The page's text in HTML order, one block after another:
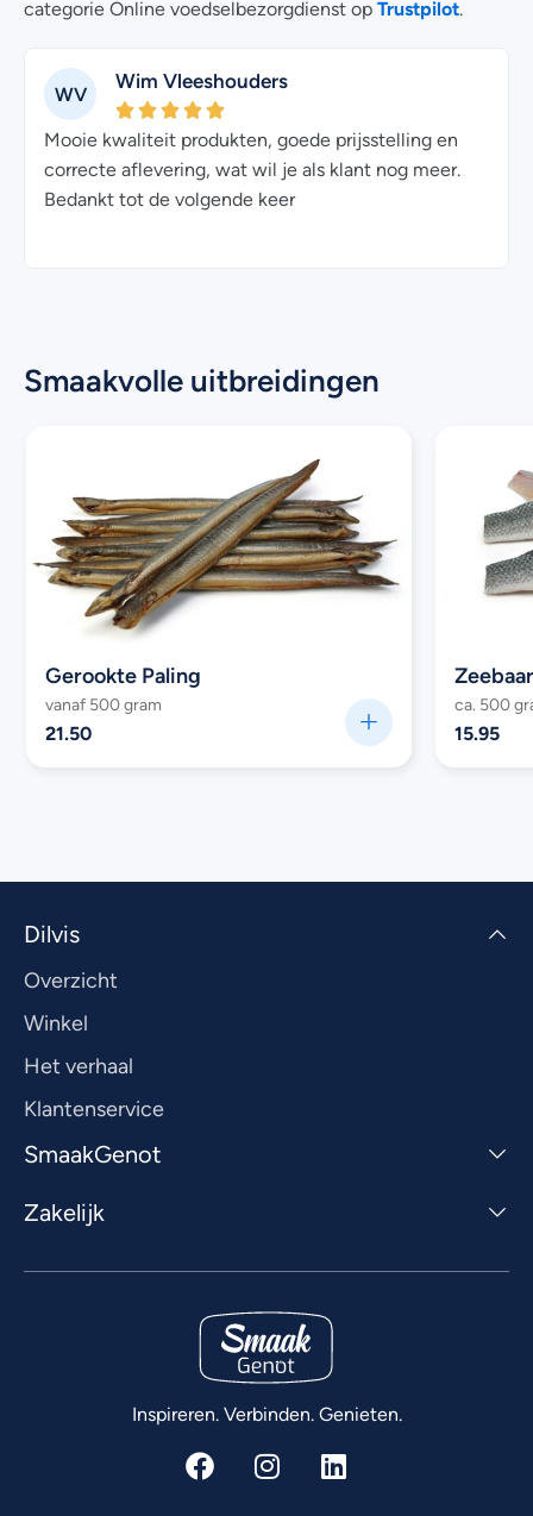
categorie Online voedselbezorgdienst op Trustpilot
WV
Wim Vleeshouders
Mooie kwaliteit produkten, goede prijsstelling en
correcte aflevering, wat wil je als klant nog meer.
Bedankt tot de volgende keer
Smaakvolle uitbreidingen
Gerookte Paling
vanaf 500 gram
21.50
ca. 500
15.95
Dilvis
Overzicht
Winkel
Het verhaal
Klantenservice
SmaakGenot
Zakelijk
Inspireren. Verbinden. Genieten.